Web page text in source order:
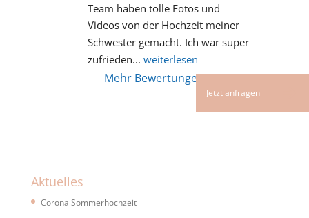
Team haben tolle Fotos und
Videos von der Hochzeit meiner
Schwester gemacht. Ich war super
zufrieden... weiterlesen
Mehr Bewertungen
Aktuelles
Corona Sommerhochzeit